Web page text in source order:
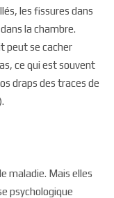
les fissures dans
la chambre.
peut se cacher
ce qui est souvent
draps des traces de
maladie. Mais elles
psychologique